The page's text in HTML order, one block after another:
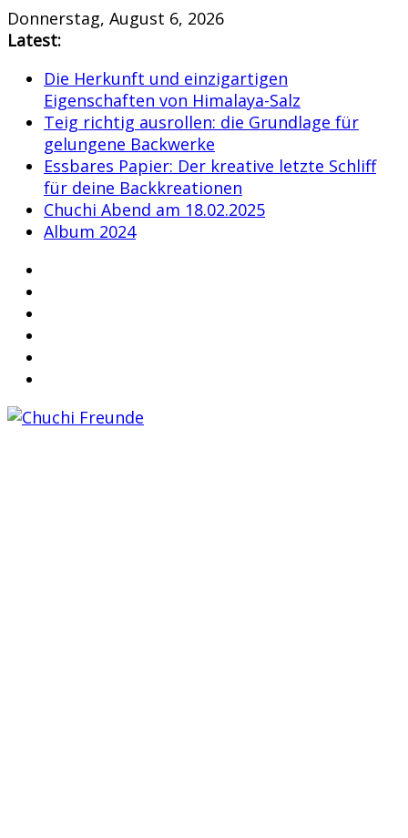
Skip
to
Donnerstag, August 6, 2026
Latest:
Die Herkunft und einzigartigen
Eigenschaften von Himalaya-Salz
Teig richtig ausrollen: die Grundlage für
gelungene Backwerke
Essbares Papier: Der kreative letzte Schliff
für deine Backkreationen
Chuchi Abend am 18.02.2025
Album 2024